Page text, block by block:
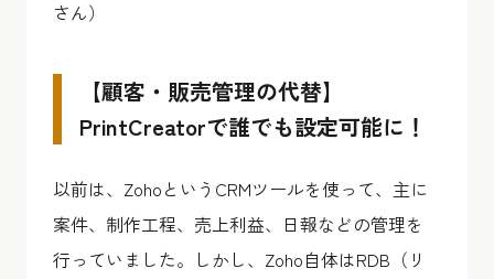
さん）
【顧客・販売管理の代替】
PrintCreatorで誰でも設定可能に！
以前は、ZohoというCRMツールを使って、主に
案件、制作工程、売上利益、日報などの管理を
行っていました。しかし、Zoho自体はRDB（リ